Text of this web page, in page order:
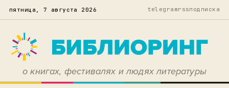
пятница, 7 августа 2026 telegramrssподписка
о книгах, фестивалях и людях литературы